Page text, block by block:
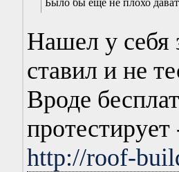
Было бы еще не плохо
Нашел у себя
ставил и не
Вроде
http://roof-